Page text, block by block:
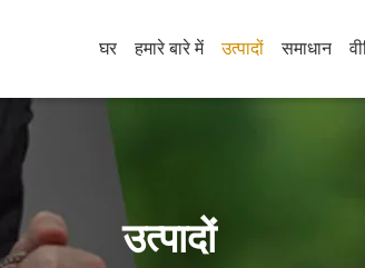
घर हमारे बारे में उत्पादों समाधान
उत्पादों